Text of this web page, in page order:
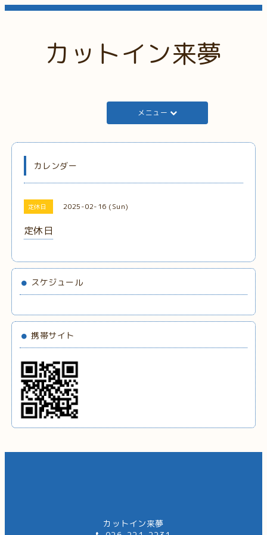
カットイン来夢
メニュー
カレンダー
定休日 2025-02-16 (Sun)
定休日
スケジュール
携帯サイト
カットイン来夢